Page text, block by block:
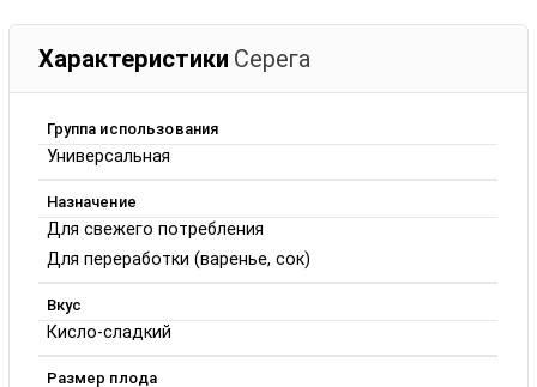
Характеристики Серега
Группа использования
Универсальная
Назначение
Для свежего потребления
Для переработки (варенье, сок)
Вкус
Кисло-сладкий
Размер плода